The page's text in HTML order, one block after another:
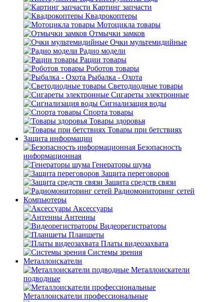
Картинг запчасти
Квадрокоптеры
Мотоцикла товары
Отмычки замков
Очки мультемидийные
Радио модели
Рации товары
Роботов товары
Рыбалка - Охота
Светодиодные товары
Сигареты электронные
Сигнализация воды
Спорта товары
Товары здоровья
Товары при бетствиях
Защита информации
Безопасность
информационная
Генераторы шума
Защита переговоров
Защита средств связи
Радиомониторинг сетей
Компьютеры
Аксессуары
Антенны
Видеорегистраторы
Планшеты
Платы видеозахвата
Системы зрения
Металлоискатели
Металлоискатели
подводные
Металлоискатели профессиональные